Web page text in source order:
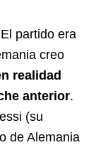
partido era
creo
realidad
anterior.
(su
de Alemania